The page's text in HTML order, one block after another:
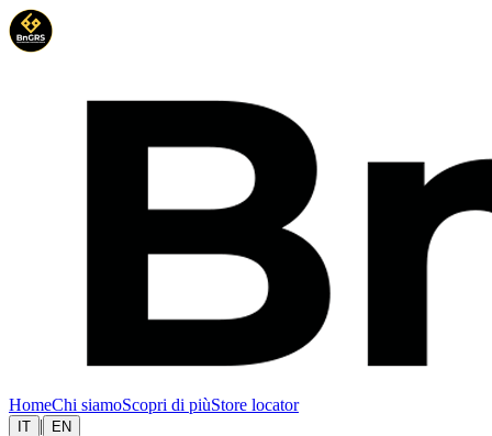
HomeChi siamoScopri di piùStore locator
IT |
EN